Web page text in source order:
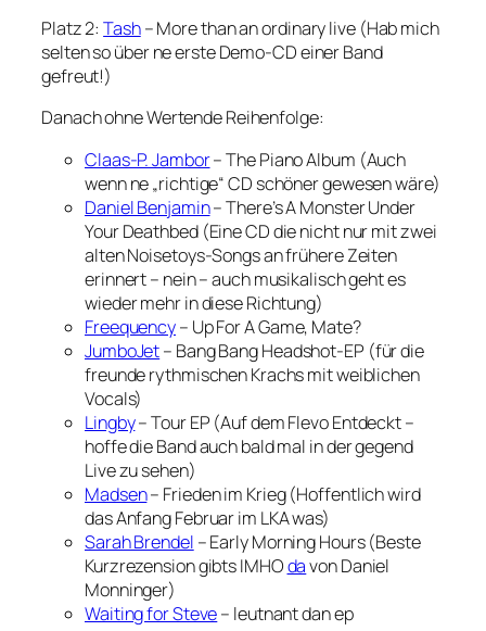
Platz 2:Tash– More than an ordinary live (Hab mich
selten so über ne erste Demo-CD einer Band
gefreut!)
Danach ohne Wertende Reihenfolge:
Claas-P. Jambor– The Piano Album (Auch
wenn ne „richtige“ CD schöner gewesen wäre)
Daniel Benjamin– There’s A Monster Under
Your Deathbed (Eine CD die nicht nur mit zwei
alten Noisetoys-Songs an frühere Zeiten
erinnert – nein – auch musikalisch geht es
wieder mehr in diese Richtung)
Freequency– Up For A Game, Mate?
JumboJet– Bang Bang Headshot-EP (für die
freunde rythmischen Krachs mit weiblichen
Vocals)
Lingby– Tour EP (Auf dem Flevo Entdeckt –
hoffe die Band auch bald mal in der gegend
Live zu sehen)
Madsen– Frieden im Krieg (Hoffentlich wird
das Anfang Februar im LKA was)
Sarah Brendel – Early Morning Hours (Beste
Kurzrezension gibts IMHOdavon Daniel
Monninger)
Waiting for Steve– leutnant dan ep